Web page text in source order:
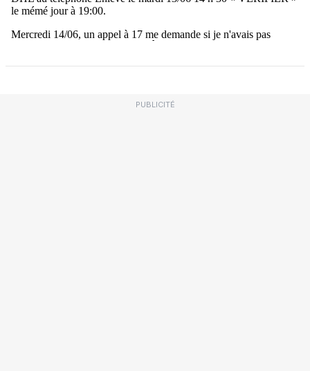
PUBLICITÉ